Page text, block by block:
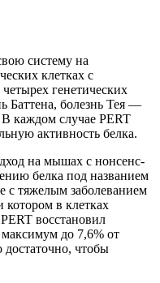
систему на
клетках с
генетических
Баттена, болезнь Тея —
каждом случае PERT
активность белка.
на мышах с нонсенс-
белка под названием
с тяжелым заболеванием
в клетках
восстановил
до 7,6% от
достаточно, чтобы